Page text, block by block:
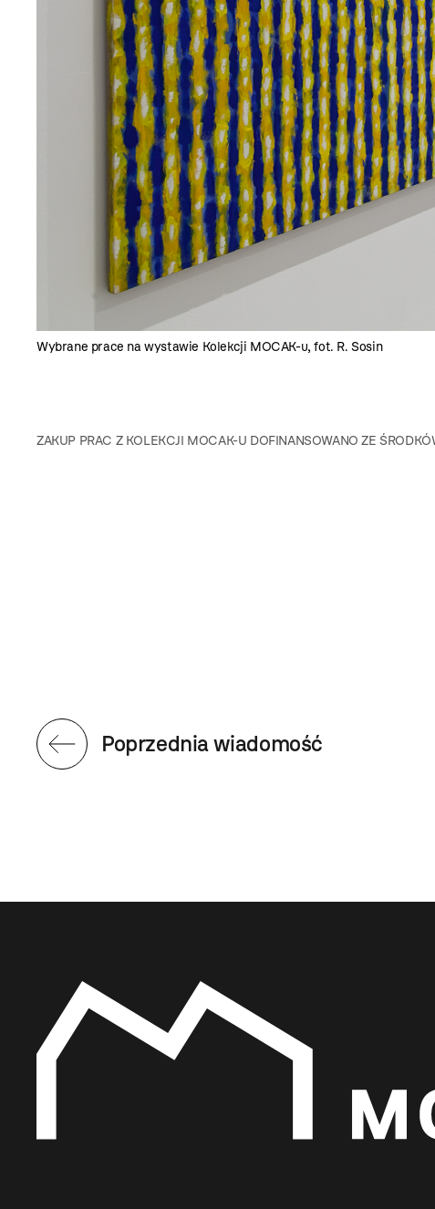
Wybrane prace na wystawie Kolekcji MOCAK-u, fot. R. Sosin
ZAKUP PRAC Z KOLEKCJI MOCAK-U DOFINANSOWANO ZE
Poprzednia wiadomość